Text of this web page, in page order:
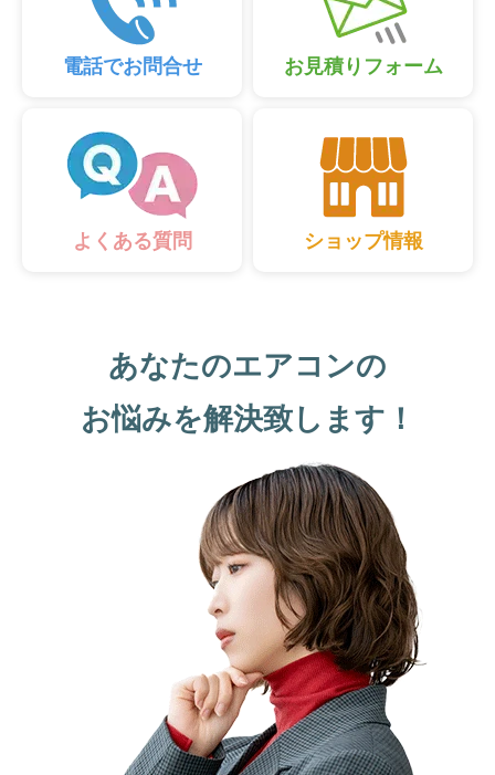
電話でお問合せ お見積りフォーム
よくある質問 ショップ情報
あなたのエアコンの
お悩みを解決致します！